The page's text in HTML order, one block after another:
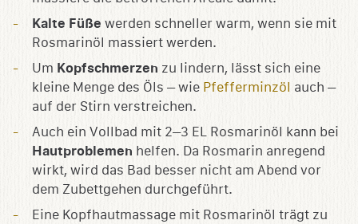
Kalte Füße werden schneller warm, wenn sie mit
Rosmarinöl massiert werden.
Um Kopfschmerzen zu lindern, lässt sich eine
kleine Menge des Öls – wie Pfefferminzöl auch –
auf der Stirn verstreichen.
Auch ein Vollbad mit 2–3 EL Rosmarinöl kann bei
Hautproblemen helfen. Da Rosmarin anregend
wirkt, wird das Bad besser nicht am Abend vor
dem Zubettgehen durchgeführt.
Eine Kopfhautmassage mit Rosmarinöl trägt zu